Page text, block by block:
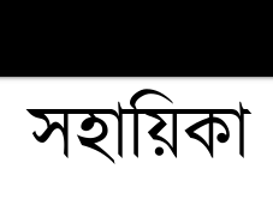
সহায়িকা